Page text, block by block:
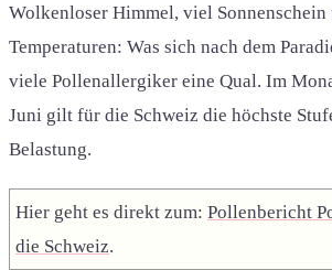
Wolkenloser Himmel, viel Sonnenschein
Temperaturen: Was sich nach dem
viele Pollenallergiker eine Qual. Im
Juni gilt für die Schweiz die höchste
Belastung.
Hier geht es direkt zum: Pollenbericht
die Schweiz.